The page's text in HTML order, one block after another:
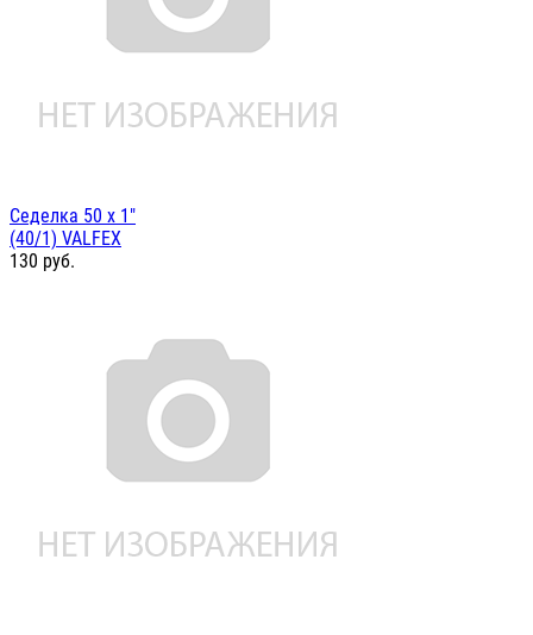
Седелка 50 х 1"
(40/1) VALFEX
130 руб.